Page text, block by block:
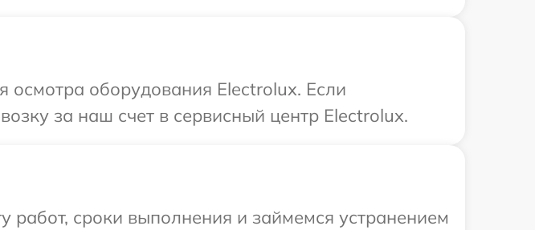
оборудования Electrolux. Если
за наш счет в сервисный центр Electrolux.
работ, сроки выполнения и займемся устранением